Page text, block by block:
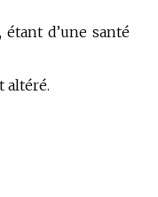
étant d’une santé
altéré.